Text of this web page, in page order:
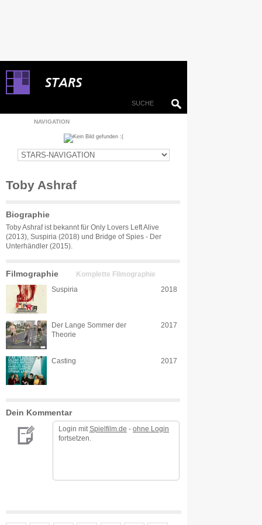
NAVIGATION
Toby Ashraf
Biographie
Toby Ashraf ist bekannt für Only Lovers Left Alive
(2013), Suspiria (2018) und Bridge of Spies - Der
Unterhändler (2015).
Filmographie Komplette Filmographie
Suspiria 2018
Der Lange Sommer der
Theorie
2017
Casting 2017
Dein Kommentar
Login mit Spielfilm.de - ohne Login
fortsetzen.